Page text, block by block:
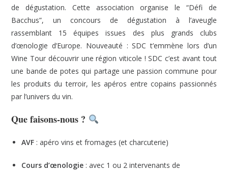
de dégustation. Cette association organise le “Défi de
Bacchus”, un concours de dégustation à l’aveugle
rassemblant 15 équipes issues des plus grands clubs
d’œnologie d’Europe. Nouveauté : SDC t’emmène lors d’un
Wine Tour découvrir une région viticole ! SDC c’est avant tout
une bande de potes qui partage une passion commune pour
les produits du terroir, les apéros entre copains passionnés
par l’univers du vin.
Que faisons-nous ?
AVF : apéro vins et fromages (et charcuterie)
Cours d’œnologie : avec 1 ou 2 intervenants de